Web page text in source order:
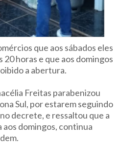
que aos sábados eles
horas e que aos domingos
a abertura.
Freitas parabenizou
Sul, por estarem seguindo
decrete, e ressaltou que a
aos domingos, continua